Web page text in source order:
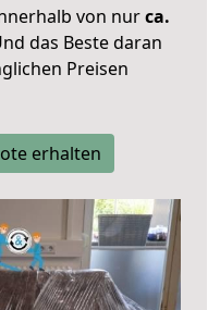
von nurca.
das Beste daran
Preisen
erhalten